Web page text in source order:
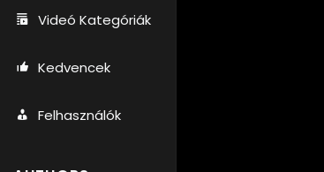
Videó Kategóriák
Kedvencek
Felhasználók